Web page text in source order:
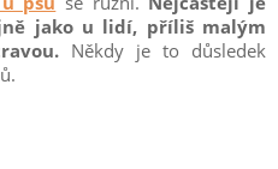
jako u lidí, příliš malým
Někdy je to důsledek